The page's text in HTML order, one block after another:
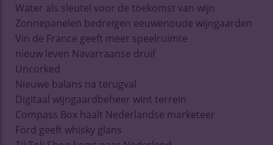
Water als sleutel voor de toekomst van wijn
Zonnepanelen bedreigen eeuwenoude wijngaarden
Vin de France geeft meer speelruimte
nieuw leven Navarraanse druif
Uncorked
Nieuwe balans na terugval
Digitaal wijngaardbeheer wint terrein
Compass Box haalt Nederlandse marketeer
Ford geeft whisky glans